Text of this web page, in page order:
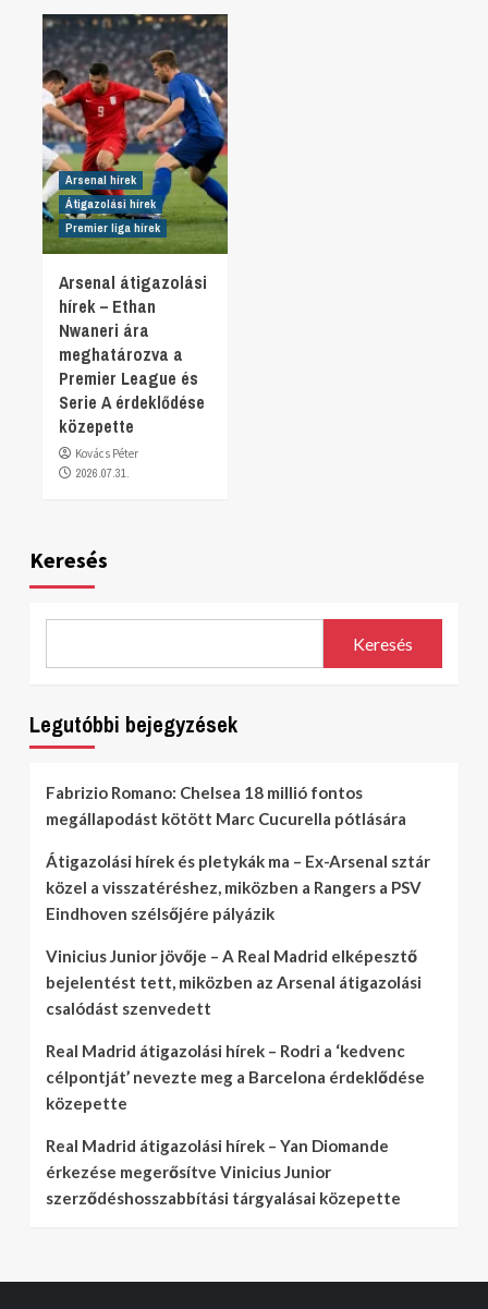
Arsenal hírek
Átigazolási hírek
Premier liga hírek
Arsenal átigazolási
hírek – Ethan
Nwaneri ára
meghatározva a
Premier League és
Serie A érdeklődése
közepette
Kovács Péter
2026.07.31.
Keresés
Keresés
Legutóbbi bejegyzések
Fabrizio Romano: Chelsea 18 millió fontos
megállapodást kötött Marc Cucurella pótlására
Átigazolási hírek és pletykák ma – Ex-Arsenal sztár
közel a visszatéréshez, miközben a Rangers a PSV
Eindhoven szélsőjére pályázik
Vinicius Junior jövője – A Real Madrid elképesztő
bejelentést tett, miközben az Arsenal átigazolási
csalódást szenvedett
Real Madrid átigazolási hírek – Rodri a ‘kedvenc
célpontját’ nevezte meg a Barcelona érdeklődése
közepette
Real Madrid átigazolási hírek – Yan Diomande
érkezése megerősítve Vinicius Junior
szerződéshosszabbítási tárgyalásai közepette